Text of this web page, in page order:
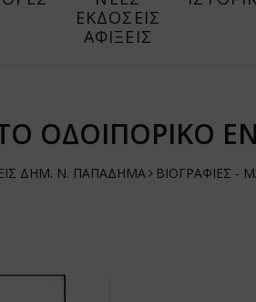
ΕΚΔΟΣΕΙΣ
ΑΦΙΞΕΙΣ
ΟΔΟΙΠΟΡΙΚΟ
ΔHM. Ν. ΠΑΠΑΔΗΜΑ ΒΙΟΓΡΑΦΙΕΣ -